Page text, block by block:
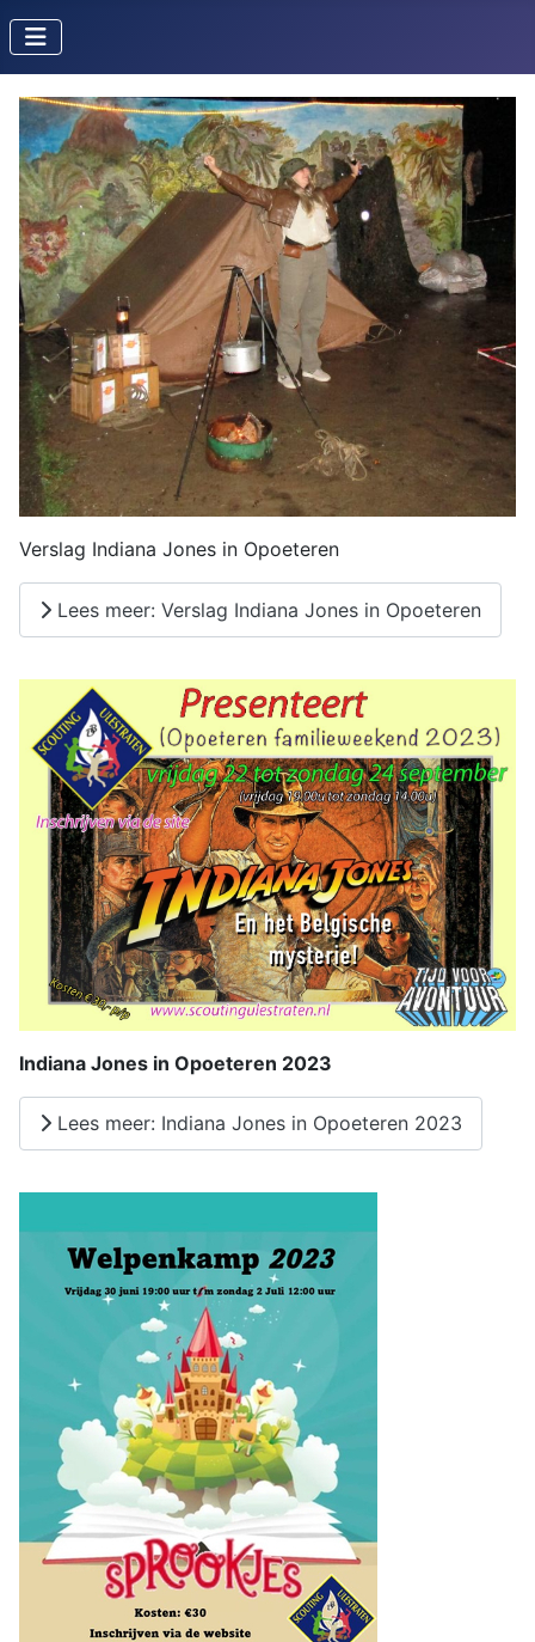
Verslag Indiana Jones in Opoeteren
Lees meer: Verslag Indiana Jones in Opoeteren
Indiana Jones in Opoeteren 2023
Lees meer: Indiana Jones in Opoeteren 2023